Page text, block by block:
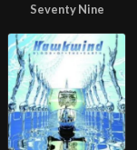
Seventy Nine